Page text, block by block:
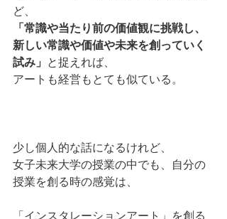
ど、
「常識や当たり前の価値観に挑戦し、
新しい常識や価値や未来を創っていく
試み」 と捉えれば、
アートも経営もとても似ている。
少し個人的な話になるけれど、
女子未来大学の授業の中でも、自分の
授業を創る時の感覚は、
「インスタレーションアート」を創る